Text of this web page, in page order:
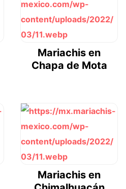
Mariachis en
Chapa de Mota
Mariachis en